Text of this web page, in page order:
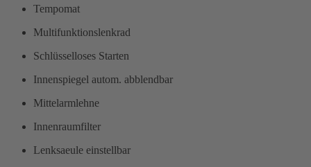
Tempomat
Multifunktionslenkrad
Schlüsselloses Starten
Innenspiegel autom. abblendbar
Mittelarmlehne
Innenraumfilter
Lenksaeule einstellbar